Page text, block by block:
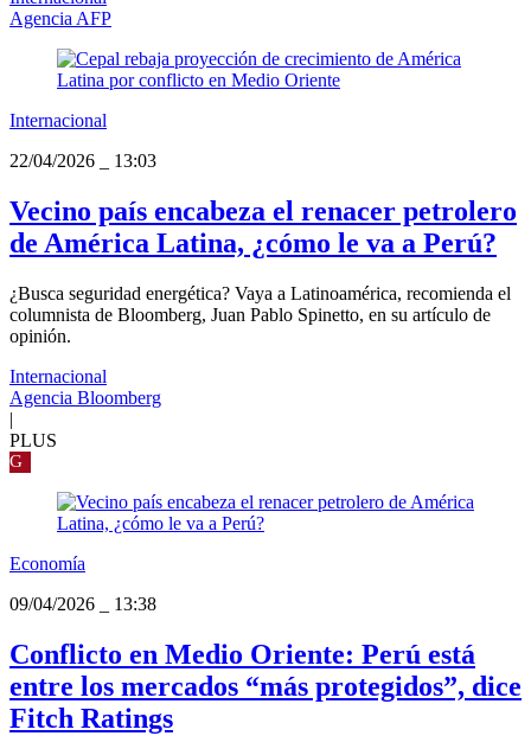
Agencia AFP
Internacional
22/04/2026
13:03
Vecino país encabeza el renacer petrolero
de América Latina, ¿cómo le va a Perú?
¿Busca seguridad energética? Vaya a Latinoamérica, recomienda el
columnista de Bloomberg, Juan Pablo Spinetto, en su artículo de
opinión.
Internacional
Agencia Bloomberg
|
PLUS
G
Economía
09/04/2026
13:38
Conflicto en Medio Oriente: Perú está
entre los mercados “más protegidos”, dice
Fitch Ratings